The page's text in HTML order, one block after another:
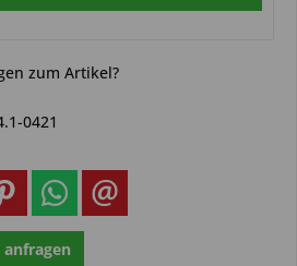
zum Artikel?
0421